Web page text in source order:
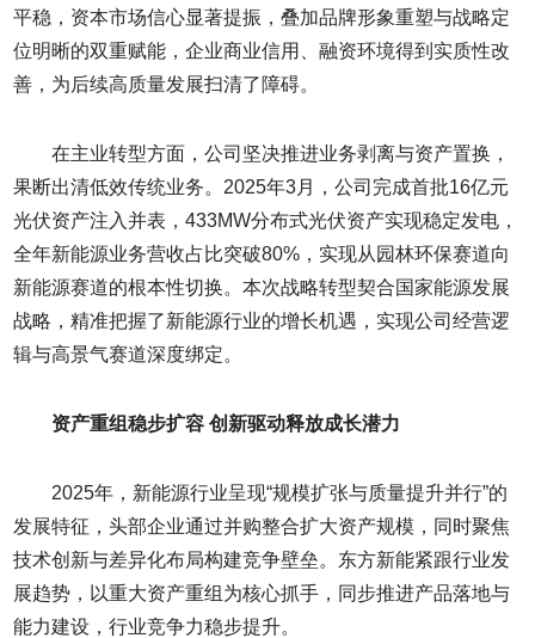
平稳，资本市场信心显著提振，叠加品牌形象重塑与战略定
位明晰的双重赋能，企业商业信用、融资环境得到实质性改
善，为后续高质量发展扫清了障碍。
在主业转型方面，公司坚决推进业务剥离与资产置换，
果断出清低效传统业务。2025年3月，公司完成首批16亿元
光伏资产注入并表，433MW分布式光伏资产实现稳定发电，
全年新能源业务营收占比突破80%，实现从园林环保赛道向
新能源赛道的根本性切换。本次战略转型契合国家能源发展
战略，精准把握了新能源行业的增长机遇，实现公司经营逻
辑与高景气赛道深度绑定。
资产重组稳步扩容 创新驱动释放成长潜力
2025年，新能源行业呈现“规模扩张与质量提升并行”的
发展特征，头部企业通过并购整合扩大资产规模，同时聚焦
技术创新与差异化布局构建竞争壁垒。东方新能紧跟行业发
展趋势，以重大资产重组为核心抓手，同步推进产品落地与
能力建设，行业竞争力稳步提升。